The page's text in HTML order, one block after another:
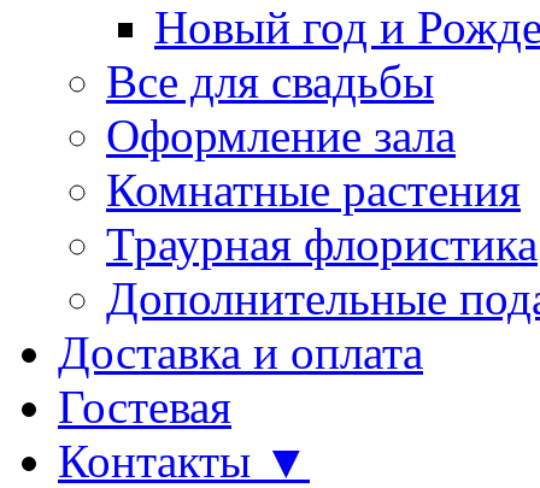
Новый год и
Все для свадьбы
Оформление зала
Комнатные растения
Траурная флористика
Дополнительные
Доставка и оплата
Гостевая
Контакты ▼